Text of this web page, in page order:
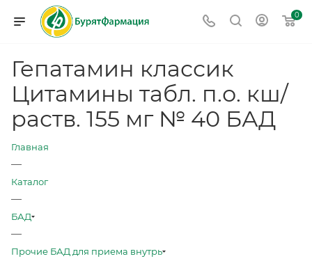
0
Гепатамин классик
Цитамины табл. п.о. кш/
раств. 155 мг № 40 БАД
Главная
—
Каталог
—
БАД
—
Прочие БАД для приема внутрь